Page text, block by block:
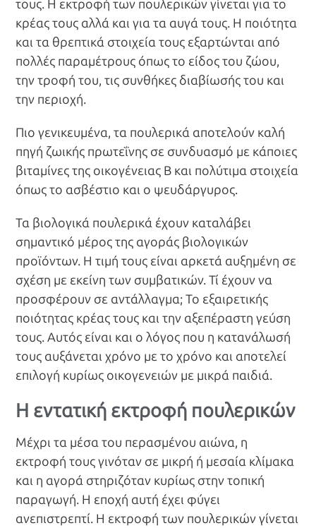
τους. Η εκτροφή των πουλερικών γίνεται για το
κρέας τους αλλά και για τα αυγά τους. Η ποιότητα
και τα θρεπτικά στοιχεία τους εξαρτώνται από
πολλές παραμέτρους όπως το είδος του ζώου,
την τροφή του, τις συνθήκες διαβίωσής του και
την περιοχή.
Πιο γενικευμένα, τα πουλερικά αποτελούν καλή
πηγή ζωικής πρωτεΐνης σε συνδυασμό με κάποιες
βιταμίνες της οικογένειας Β και πολύτιμα στοιχεία
όπως το ασβέστιο και ο ψευδάργυρος.
Τα βιολογικά πουλερικά έχουν καταλάβει
σημαντικό μέρος της αγοράς βιολογικών
προϊόντων. Η τιμή τους είναι αρκετά αυξημένη σε
σχέση με εκείνη των συμβατικών. Τί έχουν να
προσφέρουν σε αντάλλαγμα; Το εξαιρετικής
ποιότητας κρέας τους και την αξεπέραστη γεύση
τους. Αυτός είναι και ο λόγος που η κατανάλωσή
τους αυξάνεται χρόνο με το χρόνο και αποτελεί
επιλογή κυρίως οικογενειών με μικρά παιδιά.
Η εντατική εκτροφή πουλερικών
Μέχρι τα μέσα του περασμένου αιώνα, η
εκτροφή τους γινόταν σε μικρή ή μεσαία κλίμακα
και η αγορά στηριζόταν κυρίως στην τοπική
παραγωγή. Η εποχή αυτή έχει φύγει
ανεπιστρεπτί. Η εκτροφή των πουλερικών γίνεται